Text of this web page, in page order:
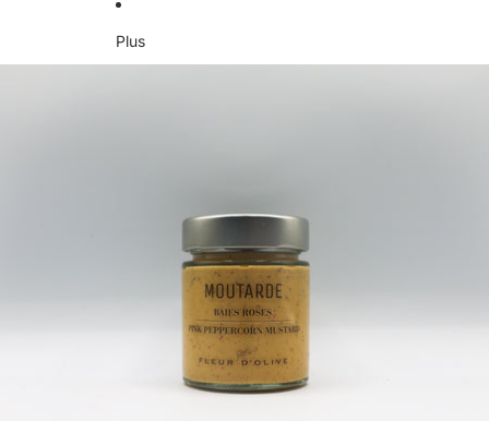
Plus
Passer aux informations sur le produit